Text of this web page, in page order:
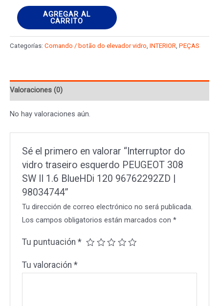
Interruptor
vidro
traseiro
308
II
1.6
96762292ZD
98034744
cantidad
AGREGAR AL
CARRITO
Categorías: Comando / botão do elevador vidro INTERIOR PEÇAS
Valoraciones (0)
No hay valoraciones aún.
Sé el primero en valorar “Interruptor do
vidro traseiro esquerdo PEUGEOT 308
SW II 1.6 BlueHDi 120 96762292ZD |
98034744”
Tu dirección de correo electrónico no será publicada.
Los campos obligatorios están marcados con*
Tu puntuación*
Tu valoración*